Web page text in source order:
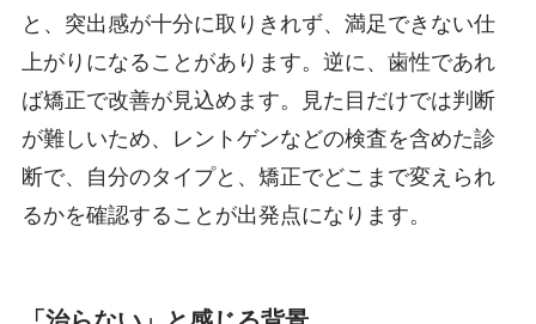
と、突出感が十分に取りきれず、満足できない仕
上がりになることがあります。逆に、歯性であれ
ば矯正で改善が見込めます。見た目だけでは判断
が難しいため、レントゲンなどの検査を含めた診
断で、自分のタイプと、矯正でどこまで変えられ
るかを確認することが出発点になります。